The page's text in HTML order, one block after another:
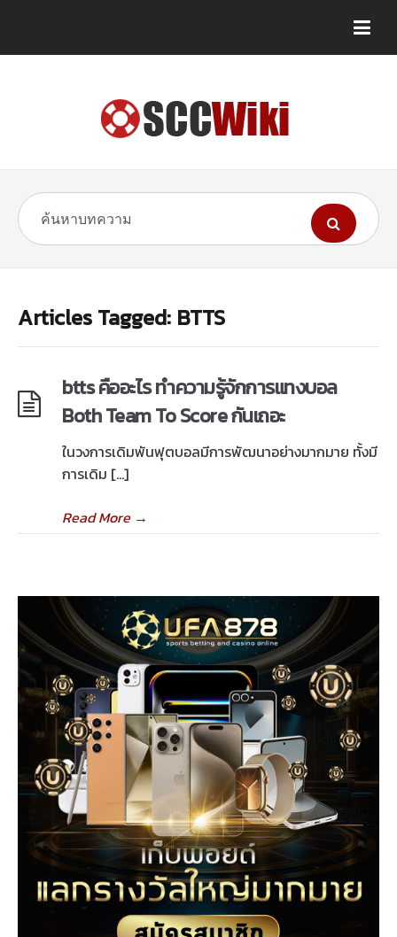
Articles Tagged: BTTS
btts คืออะไร ทำความรู้จักการแทงบอล
Both Team To Score กันเถอะ
ในวงการเดิมพันฟุตบอลมีการพัฒนาอย่างมากมาย ทั้งมี
การเดิม […]
Read More→